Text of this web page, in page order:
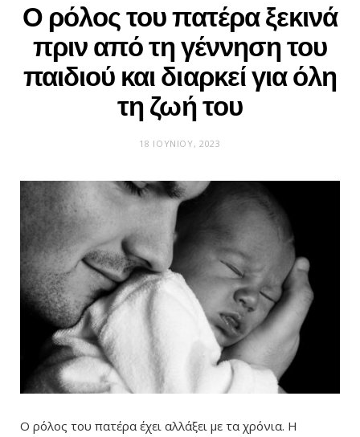
Ο ρόλος του πατέρα ξεκινά
πριν από τη γέννηση του
παιδιού και διαρκεί για όλη
τη ζωή του
18 ΙΟΥΝΊΟΥ, 2023
Ο ρόλος του πατέρα έχει αλλάξει με τα χρόνια. Η